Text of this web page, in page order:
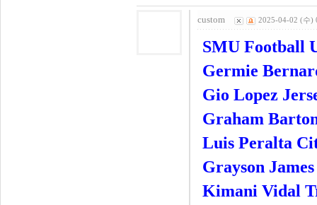
custom 2025-04-02 (수)
SMU Football
Germie
Gio Lopez
Graham
Luis Peralta
Grayson
Kimani Vidal